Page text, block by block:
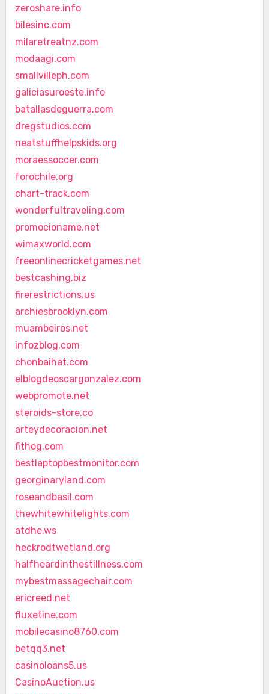
zeroshare.info
bilesinc.com
milaretreatnz.com
modaagi.com
smallvilleph.com
galiciasuroeste.info
batallasdeguerra.com
dregstudios.com
neatstuffhelpskids.org
moraessoccer.com
forochile.org
chart-track.com
wonderfultraveling.com
promocioname.net
wimaxworld.com
freeonlinecricketgames.net
bestcashing.biz
firerestrictions.us
archiesbrooklyn.com
muambeiros.net
infozblog.com
chonbaihat.com
elblogdeoscargonzalez.com
webpromote.net
steroids-store.co
arteydecoracion.net
fithog.com
bestlaptopbestmonitor.com
georginaryland.com
roseandbasil.com
thewhitewhitelights.com
atdhe.ws
heckrodtwetland.org
halfheardinthestillness.com
mybestmassagechair.com
ericreed.net
fluxetine.com
mobilecasino8760.com
betqq3.net
casinoloans5.us
CasinoAuction.us